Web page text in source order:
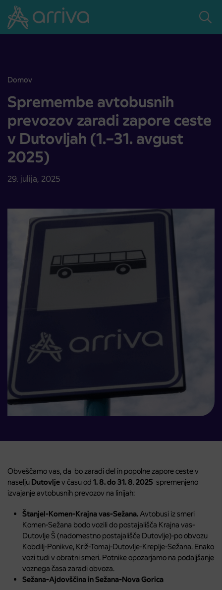
Skoči na vsebino
Domov
Spremembe avtobusnih prevozov zaradi zapore ceste v Dutovljah
Spremembe avtobusnih
prevozov zaradi zapore ceste
v Dutovljah (1.–31. avgust
2025)
29. julija, 2025
Obveščamo vas, da bo zaradi del in popolne zapore ceste v
naselju Dutovljev času od 1. 8. do 31. 8.2025 spremenjeno
izvajanje avtobusnih prevozov na linijah:
Štanjel-Komen-Krajna vas-Sežana.Avtobusi iz smeri
Komen-Sežana bodo vozili do postajališča Krajna vas-
Dutovlje Š (nadomestno postajališče Dutovlje)-po obvozu
Kobdilj-Ponikve, Križ-Tomaj-Dutovlje-Kreplje-Sežana. Enako
vozi tudi v obratni smeri. Potnike opozarjamo na podaljšanje
voznega časa zaradi obvoza.
Sežana-Ajdovščina in Sežana-Nova Gorica